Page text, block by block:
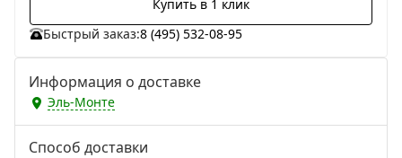
Купить в 1 клик
Быстрый заказ:8 (495) 532-08-95
Информация о доставке
Эль-Монте
Способ доставки